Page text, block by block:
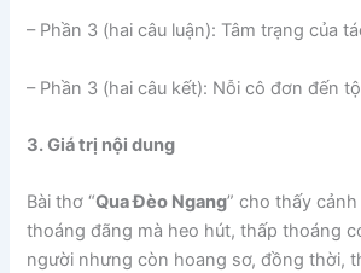
– Phần 3 (hai câu luận): Tâm trạng của
– Phần 3 (hai câu kết): Nỗi cô đơn đến
3. Giá trị nội dung
Bài thơ “Qua Đèo Ngang” cho thấy
thoáng đãng mà heo hút, thấp thoáng
người nhưng còn hoang sơ, đồng thời,